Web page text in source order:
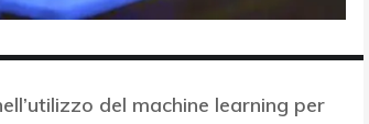
del machine learning per